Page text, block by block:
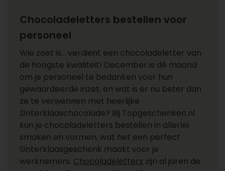
Chocoladeletters bestellen voor
personeel
Wie zoet is… verdient een chocoladeletter van
de hoogste kwaliteit! December is dé maand
om je personeel te bedanken voor hun
gewaardeerde inzet, en wat is er nu beter dan
ze te verwennen met heerlijke
Sinterklaaschocolade? Bij Topgeschenken.nl
kun je chocoladeletters bestellen in allerlei
smaken en vormen, wat het een perfect
Sinterklaasgeschenk maakt voor je
werknemers. Chocoladeletters zijn al jaren de